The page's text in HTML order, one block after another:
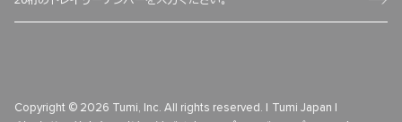
Copyright © 2026 Tumi, Inc. All rights reserved. | Tumi Japan |